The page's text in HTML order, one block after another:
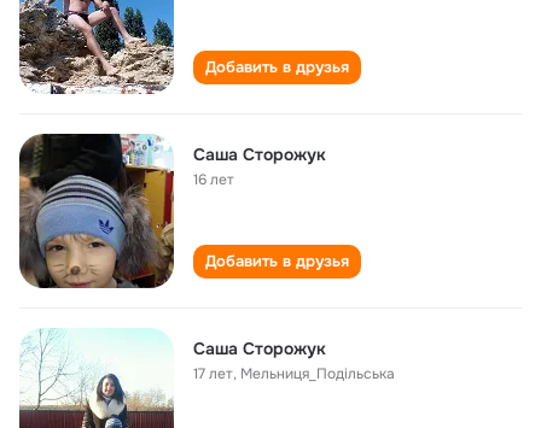
Добавить в друзья
Саша Сторожук
16 лет
Добавить в друзья
Саша Сторожук
17 лет, Мельниця_Подільська